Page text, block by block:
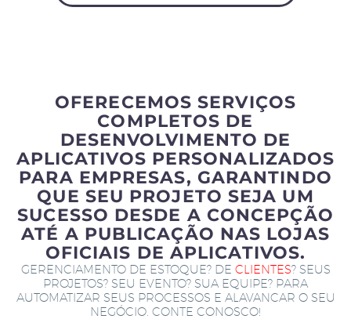
OFERECEMOS SERVIÇOS
COMPLETOS DE
DESENVOLVIMENTO DE
APLICATIVOS PERSONALIZADOS
PARA EMPRESAS, GARANTINDO
QUE SEU PROJETO SEJA UM
SUCESSO DESDE A CONCEPÇÃO
ATÉ A PUBLICAÇÃO NAS LOJAS
OFICIAIS DE APLICATIVOS.
GERENCIAMENTO DE ESTOQUE? DE CLIENTES? SEUS
PROJETOS? SEU EVENTO? SUA EQUIPE? PARA
AUTOMATIZAR SEUS PROCESSOS E ALAVANCAR O SEU
NEGÓCIO. CONTE CONOSCO!